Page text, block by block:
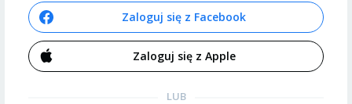
Zaloguj się z Facebook
Zaloguj się z Apple
LUB